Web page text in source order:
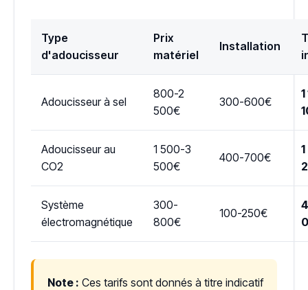
Type
d'adoucisseur
Prix
matériel
Installation
Adoucisseur à sel
800-2
500€
300-600€
Adoucisseur au
CO2
1 500-3
500€
400-700€
Système
électromagnétique
300-
800€
100-250€
Note : Ces tarifs sont donnés à titre indicatif